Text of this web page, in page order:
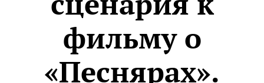
фильму о
«Песнярах».